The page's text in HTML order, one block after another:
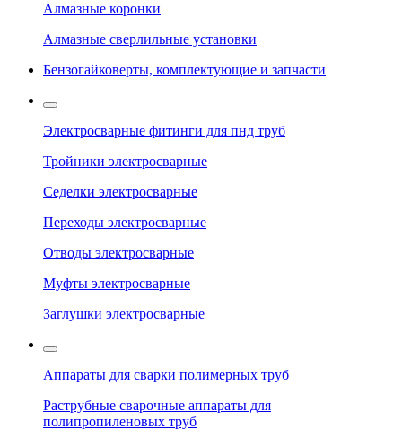
Алмазные коронки
Алмазные сверлильные установки
Бензогайковерты, комплектующие и запчасти
Электросварные фитинги для пнд труб
Тройники электросварные
Седелки электросварные
Переходы электросварные
Отводы электросварные
Муфты электросварные
Заглушки электросварные
Аппараты для сварки полимерных труб
Раструбные сварочные аппараты для
полипропиленовых труб